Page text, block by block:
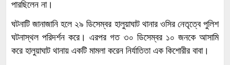
পারছিলেন না।
ঘটনাটি জানাজানি হলে ২৯ ডিসেম্বর হালুয়াঘাট থানার ওসির নেতৃত্বে পুলিশ
ঘটনাস্থল পরিদর্শন করে। এরপর গত ৩০ ডিসেম্বর ১০ জনকে আসামি
করে হালুয়াঘাট থানায় একটি মামলা করেন নির্যাতিতা এক কিশোরীর বাবা।